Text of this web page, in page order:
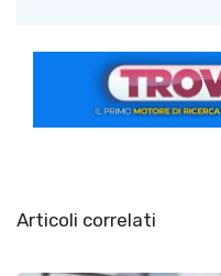
Articoli correlati